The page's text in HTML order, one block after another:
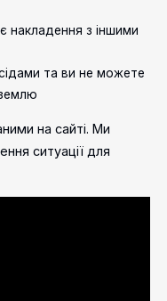
накладення з іншими
та ви не можете
на сайті. Ми
ситуації для